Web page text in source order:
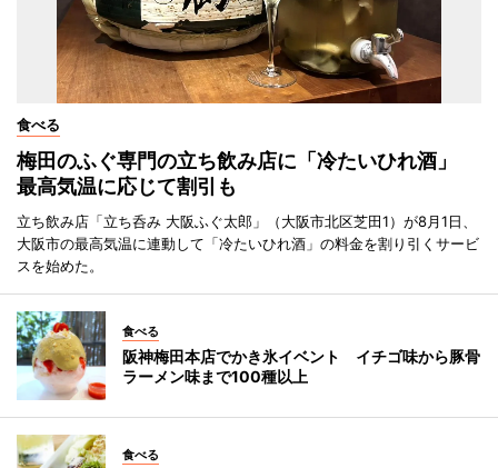
食べる
梅田のふぐ専門の立ち飲み店に「冷たいひれ酒」
最高気温に応じて割引も
立ち飲み店「立ち呑み 大阪ふぐ太郎」（大阪市北区芝田1）が8月1日、
大阪市の最高気温に連動して「冷たいひれ酒」の料金を割り引くサービ
スを始めた。
食べる
阪神梅田本店でかき氷イベント イチゴ味から豚骨
ラーメン味まで100種以上
食べる